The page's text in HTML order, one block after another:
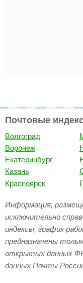
Почтовые
Волгоград
Воронеж
Екатеринбург
Казань
Красноярск
Информация,
исключительно
индексы, график
предназначены
открытых данных
данных Почты